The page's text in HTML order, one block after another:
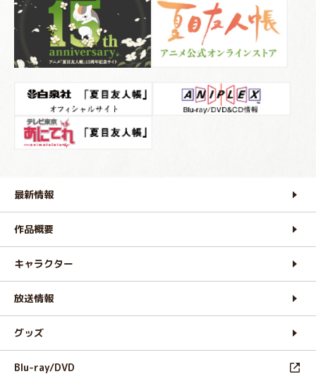
最新情報
作品概要
キャラクター
放送情報
グッズ
Blu-ray/DVD